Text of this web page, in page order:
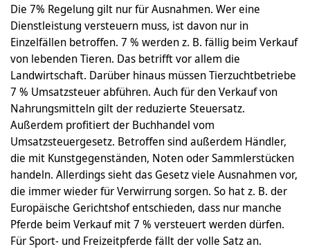
Die 7% Regelung gilt nur für Ausnahmen. Wer eine
Dienstleistung versteuern muss, ist davon nur in
Einzelfällen betroffen. 7 % werden z. B. fällig beim Verkauf
von lebenden Tieren. Das betrifft vor allem die
Landwirtschaft. Darüber hinaus müssen Tierzuchtbetriebe
7 % Umsatzsteuer abführen. Auch für den Verkauf von
Nahrungsmitteln gilt der reduzierte Steuersatz.
Außerdem profitiert der Buchhandel vom
Umsatzsteuergesetz. Betroffen sind außerdem Händler,
die mit Kunstgegenständen, Noten oder Sammlerstücken
handeln. Allerdings sieht das Gesetz viele Ausnahmen vor,
die immer wieder für Verwirrung sorgen. So hat z. B. der
Europäische Gerichtshof entschieden, dass nur manche
Pferde beim Verkauf mit 7 % versteuert werden dürfen.
Für Sport- und Freizeitpferde fällt der volle Satz an.